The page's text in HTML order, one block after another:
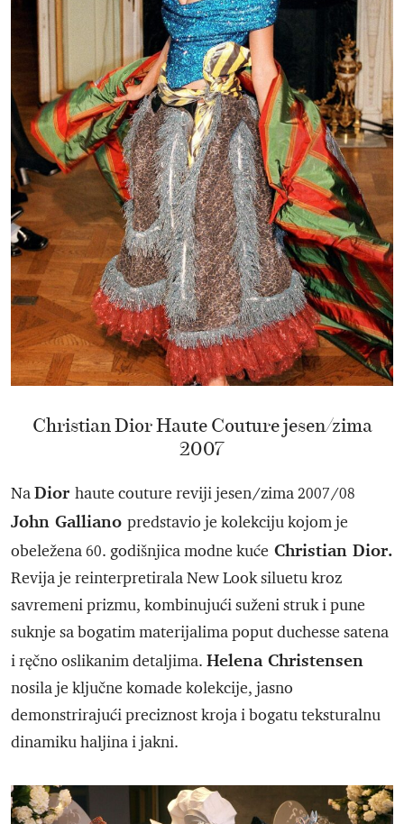
Christian Dior Haute Couture jesen/zima
2007
NaDior haute couture reviji jesen/zima 2007/08
John Galliano predstavio je kolekciju kojom je
obeležena 60. godišnjica modne kuće Christian Dior.
Revija je reinterpretirala New Look siluetu kroz
savremeni prizmu, kombinujući suženi struk i pune
suknje sa bogatim materijalima poput duchesse satena
i ręčno oslikanim detaljima. Helena Christensen
nosila je ključne komade kolekcije, jasno
demonstrirajući preciznost kroja i bogatu teksturalnu
dinamiku haljina i jakni.